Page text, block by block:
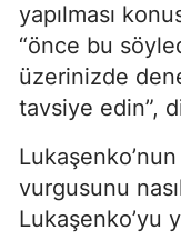
yapılması
“önce bu
üzerinizde
tavsiye edin”,
vurgusunu
Lukaşenko’yu